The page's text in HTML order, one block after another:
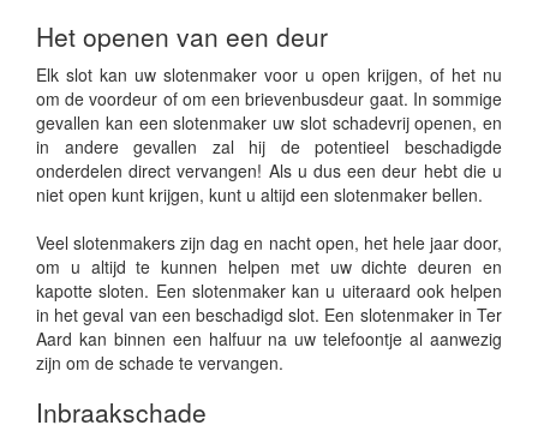
Het openen van een deur
Elk slot kan uw slotenmaker voor u open krijgen, of het nu
om de voordeur of om een brievenbusdeur gaat. In sommige
gevallen kan een slotenmaker uw slot schadevrij openen, en
in andere gevallen zal hij de potentieel beschadigde
onderdelen direct vervangen! Als u dus een deur hebt die u
niet open kunt krijgen, kunt u altijd een slotenmaker bellen.
Veel slotenmakers zijn dag en nacht open, het hele jaar door,
om u altijd te kunnen helpen met uw dichte deuren en
kapotte sloten. Een slotenmaker kan u uiteraard ook helpen
in het geval van een beschadigd slot. Een slotenmaker in Ter
Aard kan binnen een halfuur na uw telefoontje al aanwezig
zijn om de schade te vervangen.
Inbraakschade